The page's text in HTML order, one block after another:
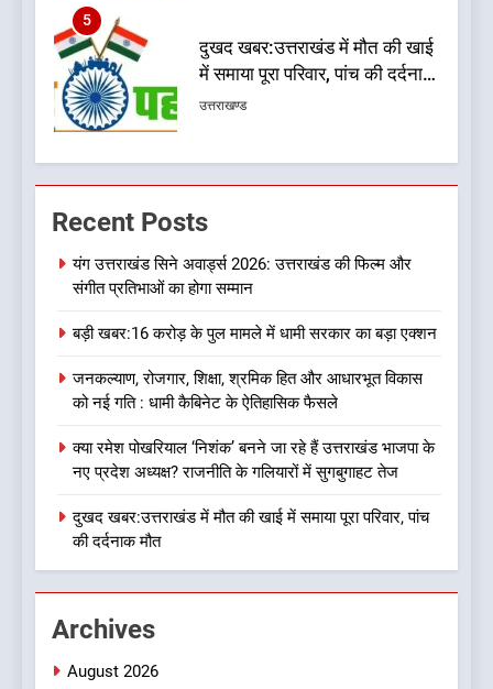
6
कृष्णा हाउसकीपिंग के मालिक दीपक
जायसवाल विनोद नौटियाल आदि पर
मुकदमा दर्ज
उत्तराखण्ड
7
कांग्रेस की कार्यकारिणी का शुभ मुहूर्त,
उत्तराखण्ड
बड़ी खबर: मुख्यमंत्री पुष्कर सिंह धामी
को भाजपा ने दी नई जिम्मेदारी ,इन पूर्व
मुख्यमंत्री को भी मिली जिम्मेदारी
उत्तराखण्ड
1
यंग उत्तराखंड सिने अवार्ड्स 2026:
उत्तराखंड की फिल्म और संगीत
Recent Posts
यंग उत्तराखंड सिने अवार्ड्स 2026: उत्तराखंड की फिल्म और
संगीत प्रतिभाओं का होगा सम्मान
बड़ी खबर:16 करोड़ के पुल मामले में धामी सरकार का बड़ा एक्शन
जनकल्याण, रोजगार, शिक्षा, श्रमिक हित और आधारभूत विकास
को नई गति : धामी कैबिनेट के ऐतिहासिक फैसले
क्या रमेश पोखरियाल ‘निशंक’ बनने जा रहे हैं उत्तराखंड भाजपा के
नए प्रदेश अध्यक्ष? राजनीति के गलियारों में सुगबुगाहट तेज
दुखद खबर:उत्तराखंड में मौत की खाई में समाया पूरा परिवार, पांच
की दर्दनाक मौत
Archives
August 2026